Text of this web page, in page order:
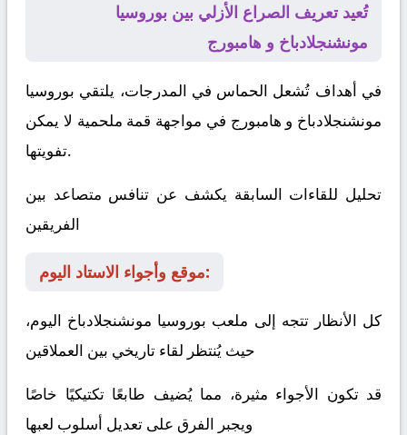
تُعيد تعريف الصراع الأزلي بين بوروسيا
مونشنجلادباخ و هامبورج
في أهداف تُشعل الحماس في المدرجات، يلتقي بوروسيا
مونشنجلادباخ و هامبورج في مواجهة قمة ملحمية لا يمكن
تفويتها.
تحليل للقاءات السابقة يكشف عن تنافس متصاعد بين
الفريقين
موقع وأجواء الاستاد اليوم:
كل الأنظار تتجه إلى ملعب بوروسيا مونشنجلادباخ اليوم،
حيث يُنتظر لقاء تاريخي بين العملاقين
قد تكون الأجواء مثيرة، مما يُضيف طابعًا تكتيكيًا خاصًا
ويجبر الفرق على تعديل أسلوب لعبها